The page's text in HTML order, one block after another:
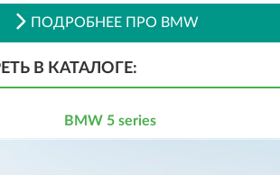
ПОДРОБНЕЕ ПРО BMW
В КАТАЛОГЕ:
BMW 5 series